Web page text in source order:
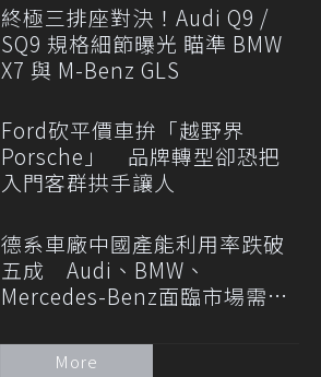
終極三排座對決！Audi Q9 /
SQ9 規格細節曝光 瞄準 BMW
X7 與 M-Benz GLS
Ford砍平價車拚「越野界
Porsche」 品牌轉型卻恐把
入門客群拱手讓人
德系車廠中國產能利用率跌破
五成 Audi、BMW、
Mercedes-Benz面臨市場需求
More